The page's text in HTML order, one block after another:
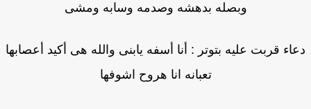
وبصله بدهشه وصدمه وسابه ومشى
قربت عليه بتوتر : أنا أسفه يابنى والله هى أكيد أعصابها
تعبانه انا هروح اشوفها